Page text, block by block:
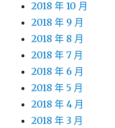
2018 年 10 月
2018 年 9 月
2018 年 8 月
2018 年 7 月
2018 年 6 月
2018 年 5 月
2018 年 4 月
2018 年 3 月